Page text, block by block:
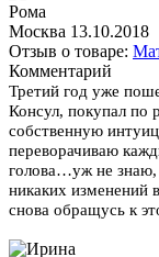
Рома
Москва 13.10.2018
Отзыв о товаре:
Комментарий
Третий год уже
Консул, покупал по
собственную
переворачиваю
голова…уж не знаю,
никаких изменений
снова обращусь к